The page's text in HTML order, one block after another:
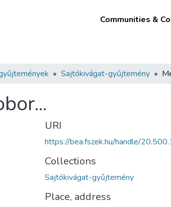
Communities &
Sajtókivágat-gyűjtemény
URI
https://bea.fszek.hu/handle/
Collections
Sajtókivágat-gyűjtemény
Place, address